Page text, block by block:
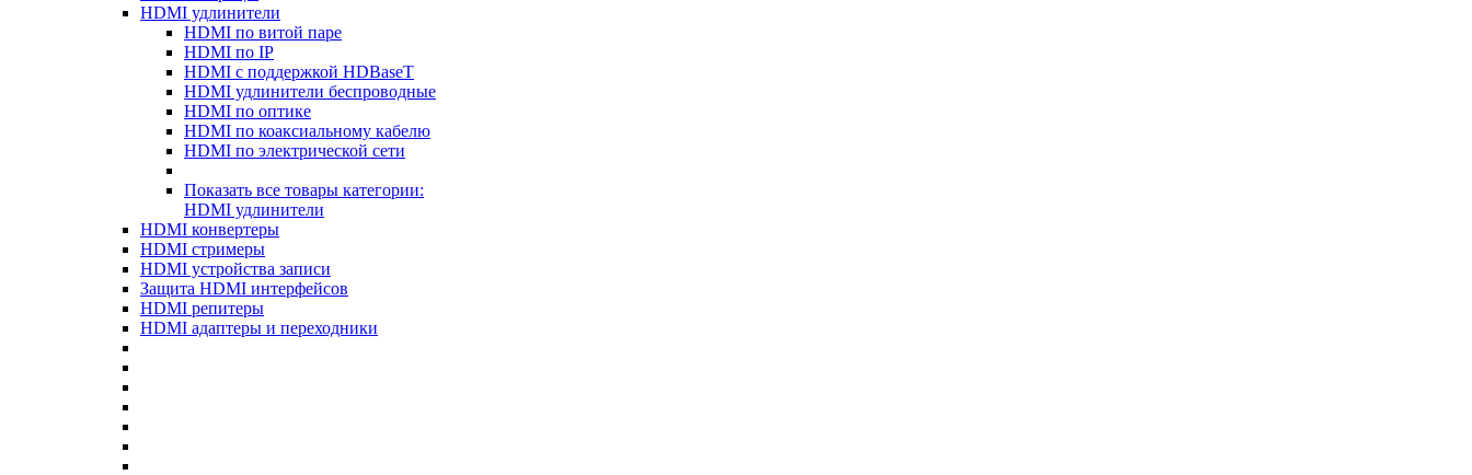
HDMI удлинители
HDMI по витой паре
HDMI по IP
HDMI с поддержкой HDBaseT
HDMI удлинители беспроводные
HDMI по оптике
HDMI по коаксиальному кабелю
HDMI по электрической сети
Показать все товары категории:
HDMI удлинители
HDMI конвертеры
HDMI стримеры
HDMI устройства записи
Защита HDMI интерфейсов
HDMI репитеры
HDMI адаптеры и переходники